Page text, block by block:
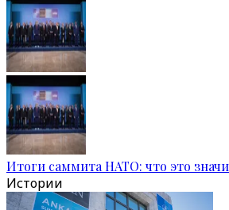
Итоги саммита НАТО: что это
Истории